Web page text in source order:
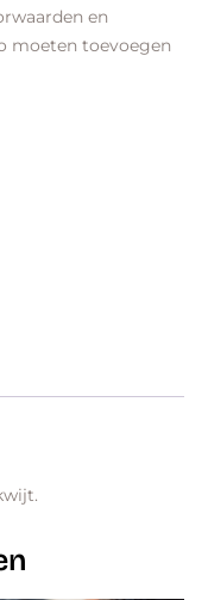
en
moeten toevoegen